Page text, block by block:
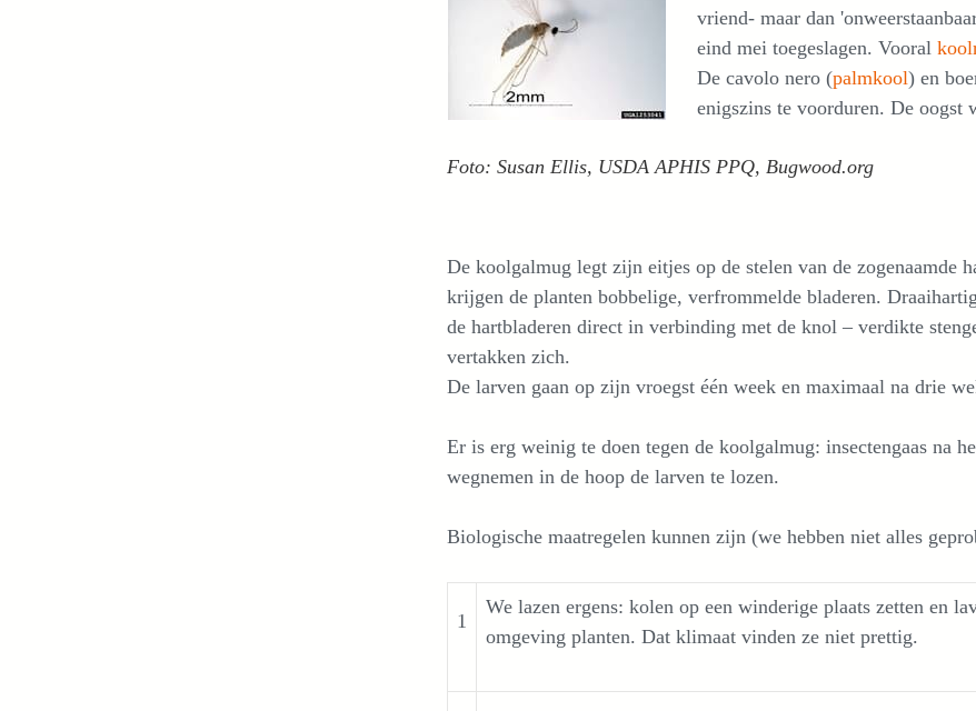
vriend- maar dan
eind mei toegeslagen. Vooral
De cavolo nero (palmkool) en
enigszins te voorduren. De oogst
Foto: Susan Ellis, USDA APHIS PPQ, Bugwood.org
De koolgalmug legt zijn eitjes op de stelen van de zogenaamde
krijgen de planten bobbelige, verfrommelde bladeren.
de hartbladeren direct in verbinding met de knol – verdikte
vertakken zich.
De larven gaan op zijn vroegst één week en maximaal na drie
Er is erg weinig te doen tegen de koolgalmug: insectengaas na
wegnemen in de hoop de larven te lozen.
Biologische maatregelen kunnen zijn (we hebben niet alles
1
We lazen ergens: kolen op een winderige plaats zetten en
omgeving planten. Dat klimaat vinden ze niet prettig.